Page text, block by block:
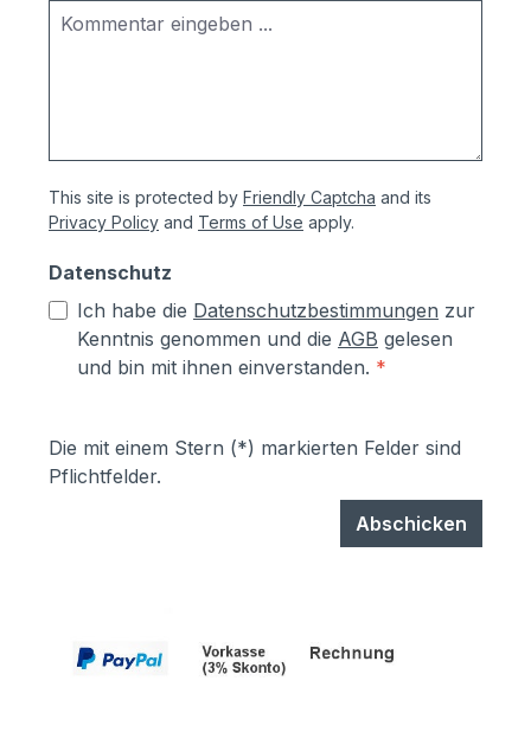
ohne Abspringen der Beschichtung,
chromatiert- Zusätzlich erhalten alle
Aluminium- und Stahlteile, Ausnahme
lösungsmittelfreie Pulverlackierung (z.T.
auch Kunststoffbeschichtung genannt) mit
Polyesterpulver in Fassadenqualität, dies
garantiert UV- und Wetterbeständigkeit-
This site is protected by Friendly Captcha and its
Privacy Policy and Terms of Use apply.
Datenschutz
Ich habe die Datenschutzbestimmungen zur
Kenntnis genommen und die AGB gelesen
und bin mit ihnen einverstanden. *
Die mit einem Stern (*) markierten Felder sind
Pflichtfelder.
Abschicken